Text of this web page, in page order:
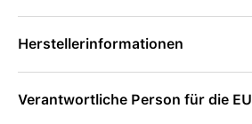
Herstellerinformationen
Verantwortliche Person für die EU